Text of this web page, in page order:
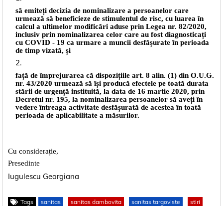
să emiteți decizia de nominalizare a persoanelor care
urmează să beneficieze de stimulentul de risc, cu luarea în
calcul a ultimelor modificări aduse prin Legea nr. 82/2020,
inclusiv prin nominalizarea celor care au fost diagnosticați
cu COVID - 19 ca urmare a muncii desfășurate în perioada
de timp vizată, și
față de împrejurarea că dispozițiile art. 8 alin. (1) din O.U.G.
nr. 43/2020 urmează să își producă efectele pe toată durata
stării de urgență instituită, la data de 16 martie 2020, prin
Decretul nr. 195, la nominalizarea persoanelor să aveți în
vedere întreaga activitate desfășurată de acestea în toată
perioada de aplicabilitate a măsurilor.
Cu considerație,
Presedinte
Iugulescu Georgiana
Tags sanitas sanitas dambovita sanitas targoviste stiri